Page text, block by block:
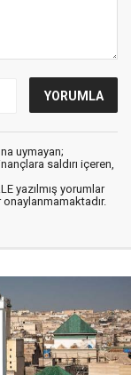
uymayan;
saldırı içeren,
yazılmış yorumlar
onaylanmamaktadır.